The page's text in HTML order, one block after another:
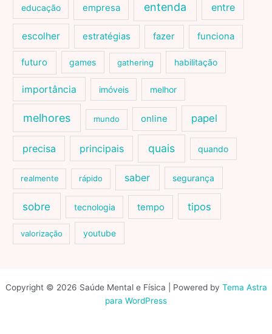
educação empresa entenda entre
escolher estratégias fazer funciona
futuro games gathering habilitação
importância imóveis melhor
melhores mundo online papel
precisa principais quais quando
realmente rápido saber segurança
sobre tecnologia tempo tipos
valorização youtube
Copyright © 2026 Saúde Mental e Física | Powered by Tema Astra
para WordPress